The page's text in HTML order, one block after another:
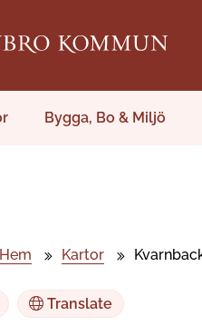
Bygga, Bo & Miljö
Hem Kartor
Translate